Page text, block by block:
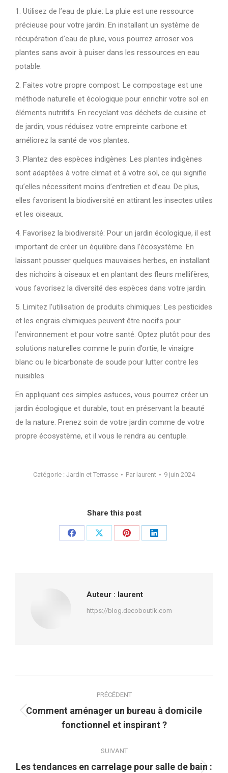
1. Utilisez de l’eau de pluie: La pluie est une ressource
précieuse pour votre jardin. En installant un système de
récupération d’eau de pluie, vous pourrez arroser vos
plantes sans avoir à puiser dans les ressources en eau
potable.
2. Faites votre propre compost: Le compostage est une
méthode naturelle et écologique pour enrichir votre sol en
éléments nutritifs. En recyclant vos déchets de cuisine et
de jardin, vous réduisez votre empreinte carbone et
améliorez la santé de vos plantes.
3. Plantez des espèces indigènes: Les plantes indigènes
sont adaptées à votre climat et à votre sol, ce qui signifie
qu’elles nécessitent moins d’entretien et d’eau. De plus,
elles favorisent la biodiversité en attirant les insectes utiles
et les oiseaux.
4. Favorisez la biodiversité: Pour un jardin écologique, il est
important de créer un équilibre dans l’écosystème. En
laissant pousser quelques mauvaises herbes, en installant
des nichoirs à oiseaux et en plantant des fleurs mellifères,
vous favorisez la diversité des espèces dans votre jardin.
5. Limitez l’utilisation de produits chimiques: Les pesticides
et les engrais chimiques peuvent être nocifs pour
l’environnement et pour votre santé. Optez plutôt pour des
solutions naturelles comme le purin d’ortie, le vinaigre
blanc ou le bicarbonate de soude pour lutter contre les
nuisibles.
En appliquant ces simples astuces, vous pourrez créer un
jardin écologique et durable, tout en préservant la beauté
de la nature. Prenez soin de votre jardin comme de votre
propre écosystème, et il vous le rendra au centuple.
Catégorie : Jardin et Terrasse Par laurent 9 juin 2024
Share this post
PartagerPartagerPartagerPartager
Auteur : laurent
https://blog.decoboutik.com
article
PRÉCÉDENT
Article
précédent
Comment aménager un bureau à domicile
fonctionnel et inspirant ?
SUIVANT
Les tendances en carrelage pour salle de bain :